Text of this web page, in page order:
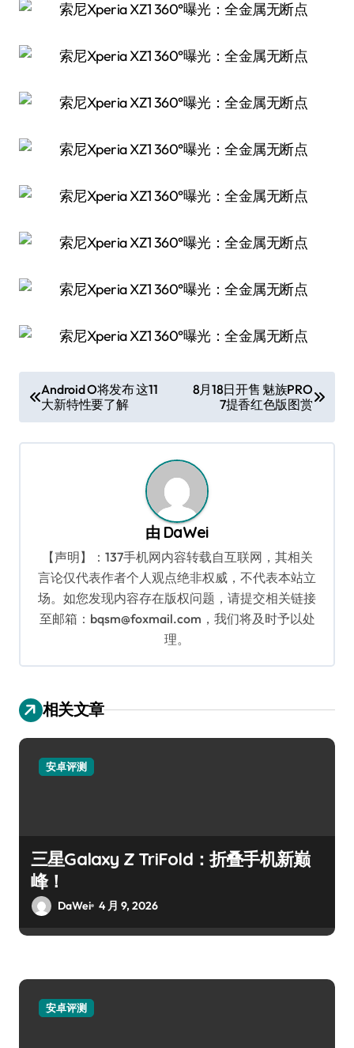
章
导
Android O将发布 这11
大新特性要了解
8月18日开售 魅族PRO
7提香红色版图赏
由 DaWei
【声明】：137手机网内容转载自互联网，其相关
言论仅代表作者个人观点绝非权威，不代表本站立
场。如您发现内容存在版权问题，请提交相关链接
至邮箱：bqsm@foxmail.com，我们将及时予以处
理。
相关文章
安卓评测
三星Galaxy Z TriFold：折叠手机新巅
峰！
DaWei 4 月 9, 2026
安卓评测